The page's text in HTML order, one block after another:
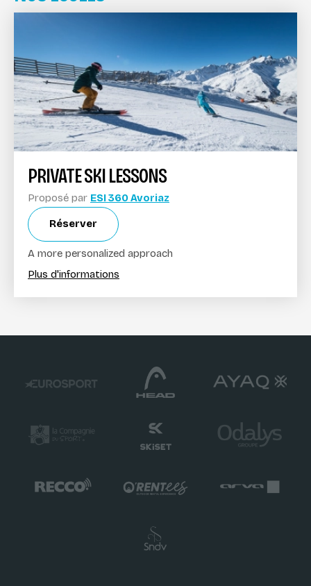
PRIVATE SKI LESSONS
Proposé par ESI 360 Avoriaz
Réserver
A more personalized approach
Plus d'informations